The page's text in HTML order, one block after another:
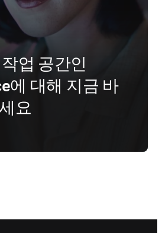
업 공간인
에 대해 지금 바
요